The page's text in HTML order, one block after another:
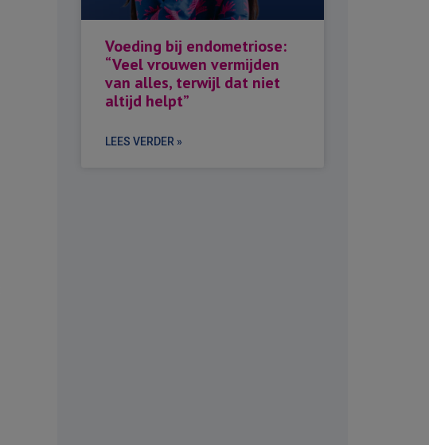
Voeding bij endometriose:
“Veel vrouwen vermijden
van alles, terwijl dat niet
altijd helpt”
LEES VERDER »